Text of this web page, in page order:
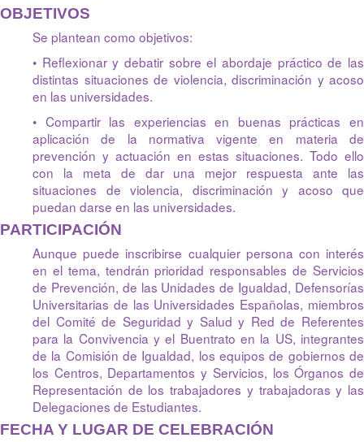
OBJETIVOS
Se plantean como objetivos:
• Reﬂexionar y debatir sobre el abordaje práctico de las
distintas situaciones de violencia, discriminación y acoso
en las universidades.
• Compartir las experiencias en buenas prácticas en
aplicación de la normativa vigente en materia de
prevención y actuación en estas situaciones. Todo ello
con la meta de dar una mejor respuesta ante las
situaciones de violencia, discriminación y acoso que
puedan darse en las universidades.
PARTICIPACIÓN
Aunque puede inscribirse cualquier persona con interés
en el tema, tendrán prioridad responsables de Servicios
de Prevención, de las Unidades de Igualdad, Defensorías
Universitarias de las Universidades Españolas, miembros
del Comité de Seguridad y Salud y Red de Referentes
para la Convivencia y el Buentrato en la US, integrantes
de la Comisión de Igualdad, los equipos de gobiernos de
los Centros, Departamentos y Servicios, los Órganos de
Representación de los trabajadores y trabajadoras y las
Delegaciones de Estudiantes.
FECHA Y LUGAR DE CELEBRACIÓN